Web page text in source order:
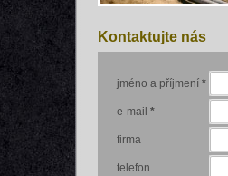
Kontaktujte nás
jméno a příjmení *
e-mail *
firma
telefon